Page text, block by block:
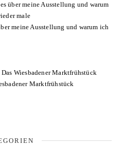
meine Ausstellung und warum ich
Marktfrühstück